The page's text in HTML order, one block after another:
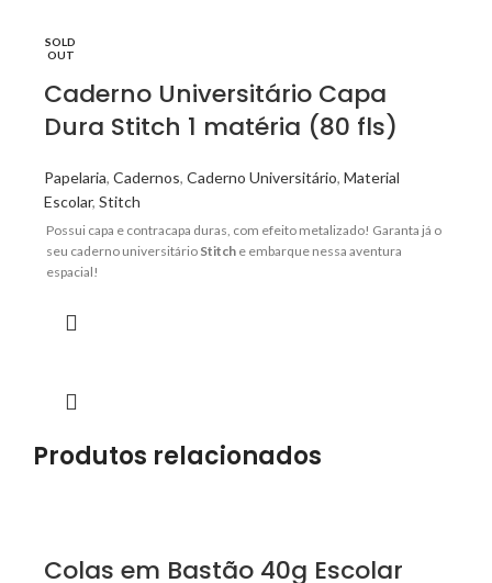
SOLD
OUT
Caderno Universitário Capa
Dura Stitch 1 matéria (80 fls)
Papelaria, Cadernos, Caderno Universitário, Material
Escolar, Stitch
Possui capa e contracapa duras, com efeito metalizado! Garanta já o
seu caderno universitário Stitch e embarque nessa aventura
espacial!
Produtos relacionados
Colas em Bastão 40g Escolar